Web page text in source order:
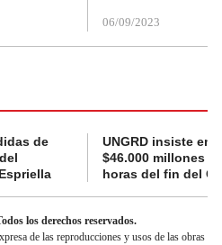
06/09/2023
de
UNGRD insiste en
$46.000 millones
horas del fin del
los derechos reservados.
de las reproducciones y usos de las obras